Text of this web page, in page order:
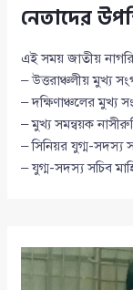
নেতাদের
এই সময় জাতীয়
– উত্তরাঞ্চলীয় মুখ্য
– দক্ষিণাঞ্চলের মুখ্য
– মুখ্য সমন্বয়ক
– সিনিয়র যুগ্ম-সদস্য
– যুগ্ম-সদস্য সচিব